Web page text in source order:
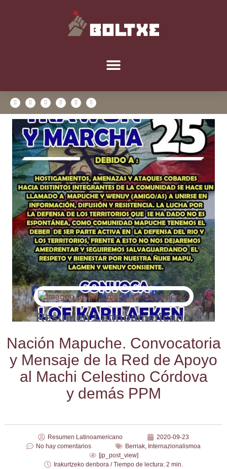
Resumen Latinoamericano
Nación Mapu­che. Con­vo­ca­to­ria
y Men­sa­je de la Red de Apo­yo
al Machi Celes­tino Cór­do­va
y demás PPM
Resumen Latinoamericano
2020-09-23
No hay comentarios
Berriak, Internazionalismoa
[jp_post_view]
Irakurtzeko denbora / Tiempo de lectura: 2 min.